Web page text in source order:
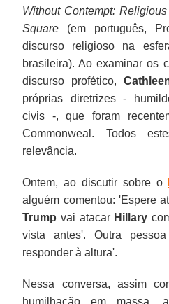
Without Contempt:
Square (em português,
discurso religioso na
brasileira). Ao examinar os
discurso profético,
próprias diretrizes -
civis -, que foram
Commonweal. Todos
relevância.
Ontem, ao discutir sobre o
alguém comentou: 'Espere
Trump vai atacar Hillary
vista antes'. Outra
responder à altura'.
Nessa conversa, assim
humilhação em massa,